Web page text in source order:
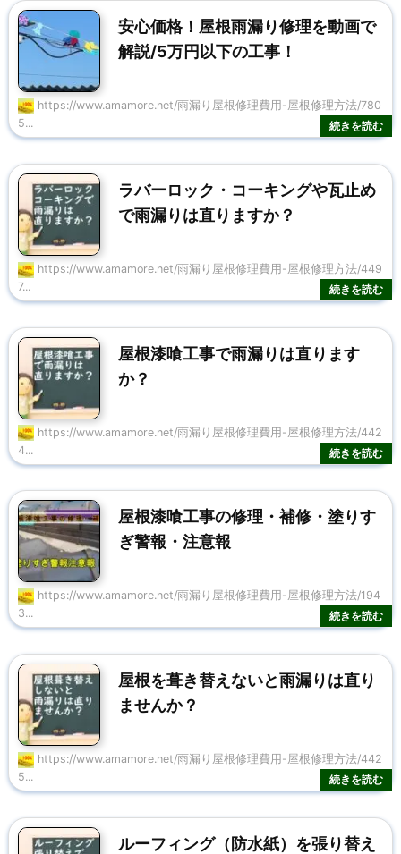
安心価格！屋根雨漏り修理を動画で
解説/5万円以下の工事！
https://www.amamore.net/雨漏り屋根修理費用-屋根修理方法/780
5...
ラバーロック・コーキングや瓦止め
で雨漏りは直りますか？
https://www.amamore.net/雨漏り屋根修理費用-屋根修理方法/449
7...
屋根漆喰工事で雨漏りは直ります
か？
https://www.amamore.net/雨漏り屋根修理費用-屋根修理方法/442
4...
屋根漆喰工事の修理・補修・塗りす
ぎ警報・注意報
https://www.amamore.net/雨漏り屋根修理費用-屋根修理方法/194
3...
屋根を葺き替えないと雨漏りは直り
ませんか？
https://www.amamore.net/雨漏り屋根修理費用-屋根修理方法/442
5...
ルーフィング（防水紙）を張り替え